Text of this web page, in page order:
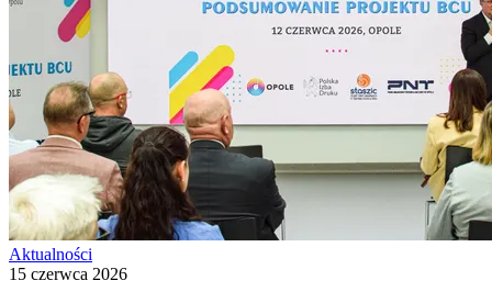
Aktualności
15 czerwca 2026